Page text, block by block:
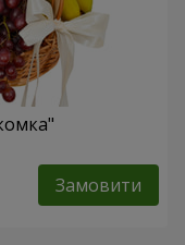
Замовити